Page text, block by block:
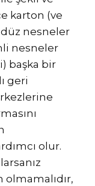
karton (ve
düz nesneler
nesneler
başka bir
geri
olur.